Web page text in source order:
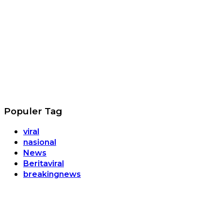
Populer Tag
viral
nasional
News
Beritaviral
breakingnews